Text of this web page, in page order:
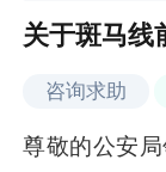
关于斑马线
咨询求助
尊敬的公安